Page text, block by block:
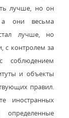
лучше, но он
а они весьма
лучше, но
с контролем за
и объекты
правил.
иностранных